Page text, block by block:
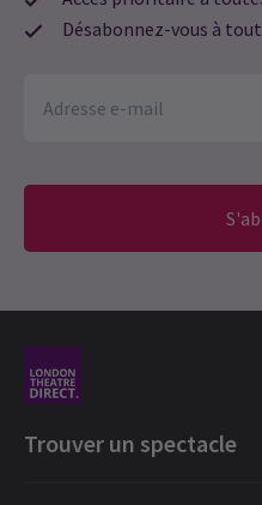
Désabonnez-vous à
Trouver un spectacle